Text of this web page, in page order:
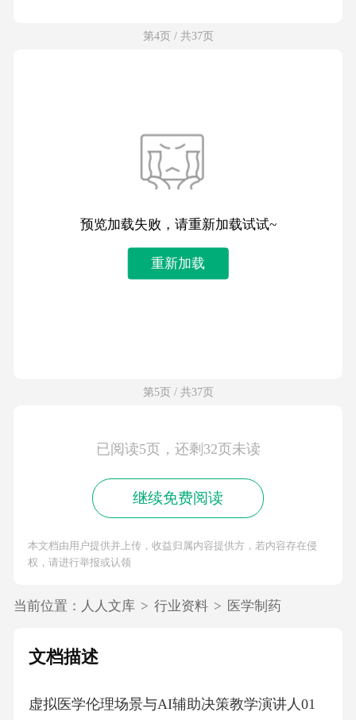
第4页 / 共37页
预览加载失败，请重新加载试试~
重新加载
第5页 / 共37页
已阅读5页，还剩32页未读
继续免费阅读
本文档由用户提供并上传，收益归属内容提供方，若内容存在侵
权，请进行举报或认领
当前位置： 人人文库 > 行业资料 > 医学制药
文档描述
虚拟医学伦理场景与AI辅助决策教学演讲人01